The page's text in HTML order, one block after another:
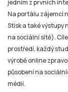
jedním z prvních
Na portálu zájemci
Stisk a také
na sociální sítě).
prostředí, každý
výrobě online
působení na
médií.